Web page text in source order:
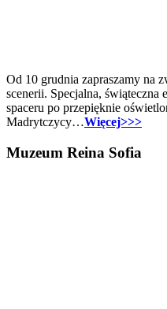
Od 10 grudnia zapraszamy na
scenerii. Specjalna, świąteczna
spaceru po przepięknie
Madrytczycy…Więcej>>>
Muzeum Reina Sofia